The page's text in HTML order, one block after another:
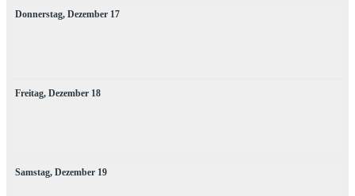
Donnerstag, Dezember 17
Freitag, Dezember 18
Samstag, Dezember 19